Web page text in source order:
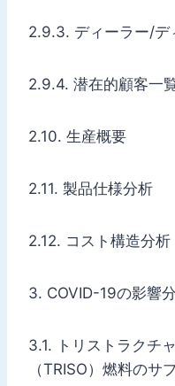
2.9.3. ディーラー/デ
2.9.4. 潜在的顧客一
2.10. 生産概要
2.11. 製品仕様分析
2.12. コスト構造分析
3. COVID-19の影響
3.1. トリストラクチ
（TRISO）燃料のサ